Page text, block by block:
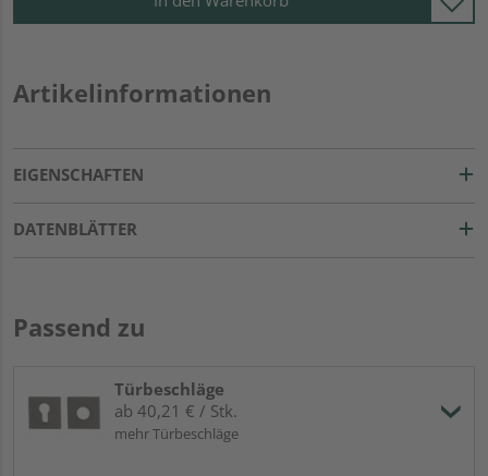
Artikelinformationen
EIGENSCHAFTEN
DATENBLÄTTER
Passend zu
Türbeschläge
ab 40,21 € / Stk.
mehr Türbeschläge